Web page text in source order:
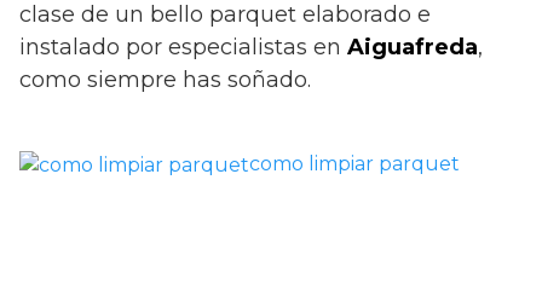
clase de un bello parquet elaborado e
instalado por especialistas en Aiguafreda,
como siempre has soñado.
como limpiar parquet